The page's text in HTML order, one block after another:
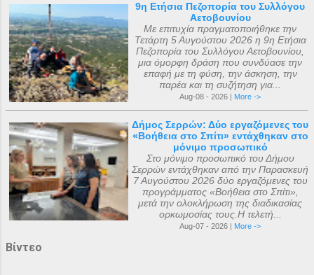
9η Ετήσια Πεζοπορία του Συλλόγου
Αετοβουνίου
Με επιτυχία πραγματοποιήθηκε την
Τετάρτη 5 Αυγούστου 2026 η 9η Ετήσια
Πεζοπορία του Συλλόγου Αετοβουνίου,
μια όμορφη δράση που συνδύασε την
επαφή με τη φύση, την άσκηση, την
παρέα και τη συζήτηση για...
Aug-08 - 2026 | More ->
Δήμος Σερρών: Δύο εργαζόμενες του
«Βοήθεια στο Σπίτι» εντάχθηκαν στο
μόνιμο προσωπικό
Στο μόνιμο προσωπικό του Δήμου
Σερρών εντάχθηκαν από την Παρασκευή
7 Αυγούστου 2026 δύο εργαζόμενες του
προγράμματος «Βοήθεια στο Σπίτι»,
μετά την ολοκλήρωση της διαδικασίας
ορκωμοσίας τους.Η τελετή...
Aug-07 - 2026 | More ->
Βίντεο